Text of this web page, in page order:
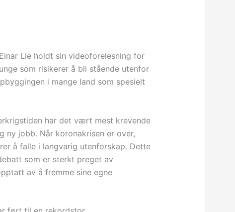
Lie holdt sin videoforelesning for
som risikerer å bli stående utenfor
i mange land som spesielt
har det vært mest krevende
ny jobb. Når koronakrisen er over,
å falle i langvarig utenforskap. Dette
som er sterkt preget av
av å fremme sine egne